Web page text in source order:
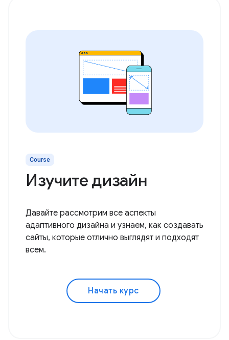
Course
Изучите дизайн
Давайте рассмотрим все аспекты
адаптивного дизайна и узнаем, как создавать
сайты, которые отлично выглядят и подходят
всем.
Начать курс